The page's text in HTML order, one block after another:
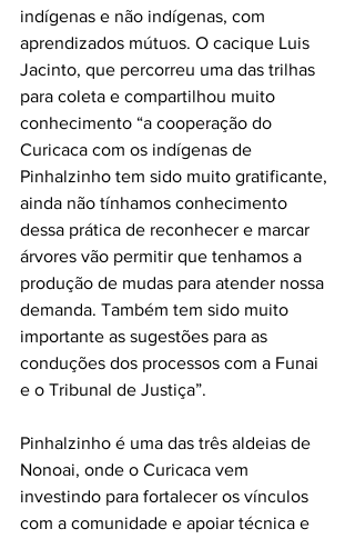
indígenas e não indígenas, com
aprendizados mútuos. O cacique Luis
Jacinto, que percorreu uma das trilhas
para coleta e compartilhou muito
conhecimento “a cooperação do
Curicaca com os indígenas de
Pinhalzinho tem sido muito gratificante,
ainda não tínhamos conhecimento
dessa prática de reconhecer e marcar
árvores vão permitir que tenhamos a
produção de mudas para atender nossa
demanda. Também tem sido muito
importante as sugestões para as
conduções dos processos com a Funai
e o Tribunal de Justiça”.
Pinhalzinho é uma das três aldeias de
Nonoai, onde o Curicaca vem
investindo para fortalecer os vínculos
com a comunidade e apoiar técnica e